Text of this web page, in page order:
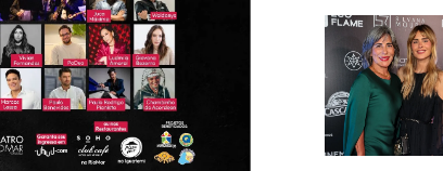
Dantas e expoentes
do mundo business,
será um dos
regional será